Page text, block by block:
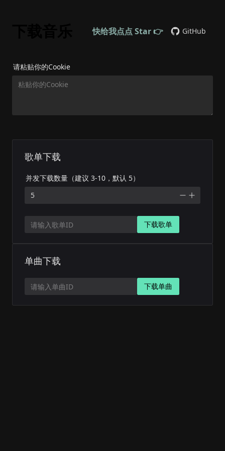
快给我点点 Star 👉 GitHub
请粘贴你的Cookie
粘贴你的Cookie
歌单下载
并发下载数量（建议 3-10，默认 5）
请输入歌单ID 下载歌单
单曲下载
请输入单曲ID 下载单曲